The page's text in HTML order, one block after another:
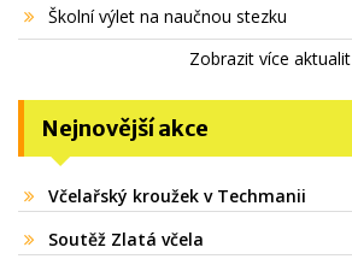
Školní výlet na naučnou stezku
Zobrazit více aktualit
Nejnovější akce
Včelařský kroužek v Techmanii
Soutěž Zlatá včela